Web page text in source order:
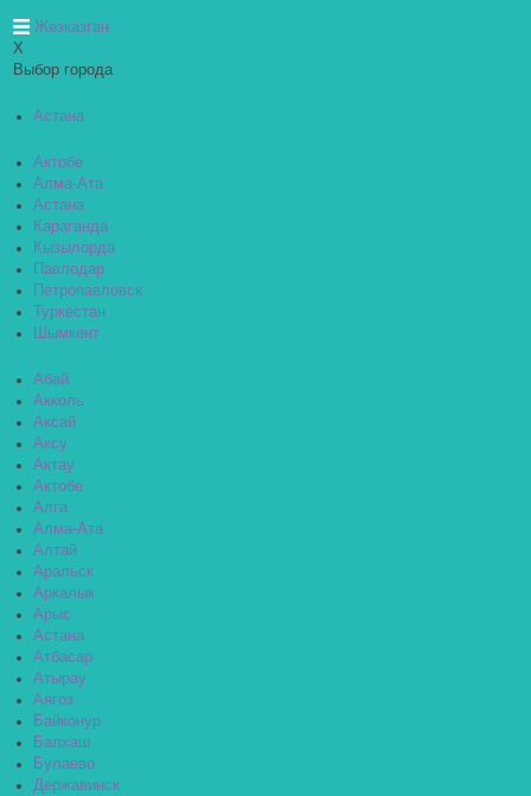
Жезказган
X
Выбор города
Астана
Актобе
Алма-Ата
Астана
Караганда
Кызылорда
Павлодар
Петропавловск
Туркестан
Шымкент
Абай
Акколь
Аксай
Аксу
Актау
Актобе
Алга
Алма-Ата
Алтай
Аральск
Аркалык
Арыс
Астана
Атбасар
Атырау
Аягоз
Байконур
Балхаш
Булаево
Державинск